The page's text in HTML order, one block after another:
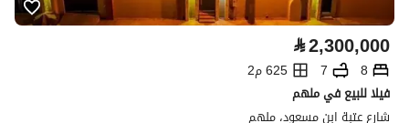
⃁2,300,000
8
7
625 م2
فيلا للبيع في ملهم
شارع عتبة ابن مسعود، ملهم